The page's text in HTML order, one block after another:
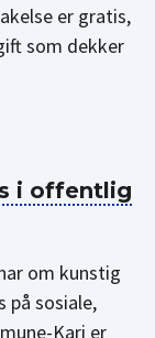
er gratis,
som dekker
i offentlig
om kunstig
på sosiale,
Kari er